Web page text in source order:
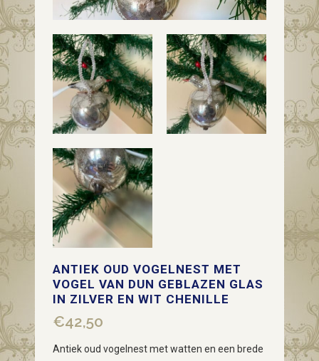
ANTIEK OUD VOGELNEST MET
VOGEL VAN DUN GEBLAZEN GLAS
IN ZILVER EN WIT CHENILLE
€42,50
Antiek oud vogelnest met watten en een brede